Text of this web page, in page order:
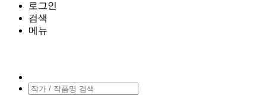
로그인
검색
메뉴